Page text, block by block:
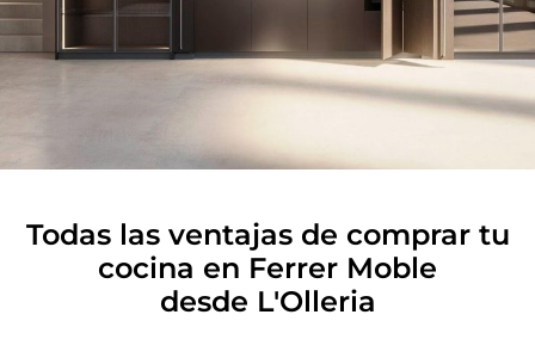
Todas las ventajas de comprar tu
cocina en Ferrer Moble
desde L'Olleria